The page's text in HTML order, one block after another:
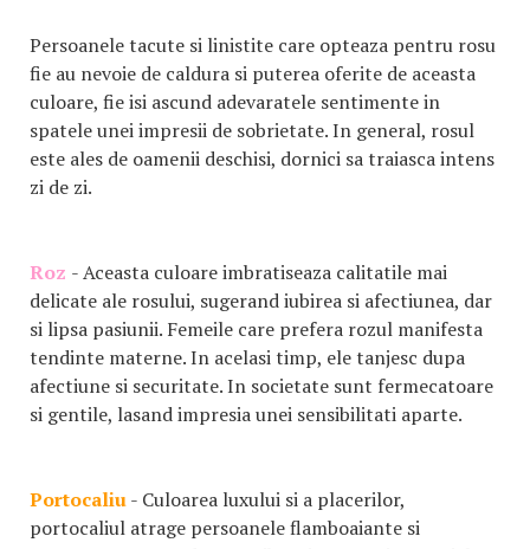
Persoanele tacute si linistite care opteaza pentru rosu
fie au nevoie de caldura si puterea oferite de aceasta
culoare, fie isi ascund adevaratele sentimente in
spatele unei impresii de sobrietate. In general, rosul
este ales de oamenii deschisi, dornici sa traiasca intens
zi de zi.
Roz - Aceasta culoare imbratiseaza calitatile mai
delicate ale rosului, sugerand iubirea si afectiunea, dar
si lipsa pasiunii. Femeile care prefera rozul manifesta
tendinte materne. In acelasi timp, ele tanjesc dupa
afectiune si securitate. In societate sunt fermecatoare
si gentile, lasand impresia unei sensibilitati aparte.
Portocaliu- Culoarea luxului si a placerilor,
portocaliul atrage persoanele flamboaiante si